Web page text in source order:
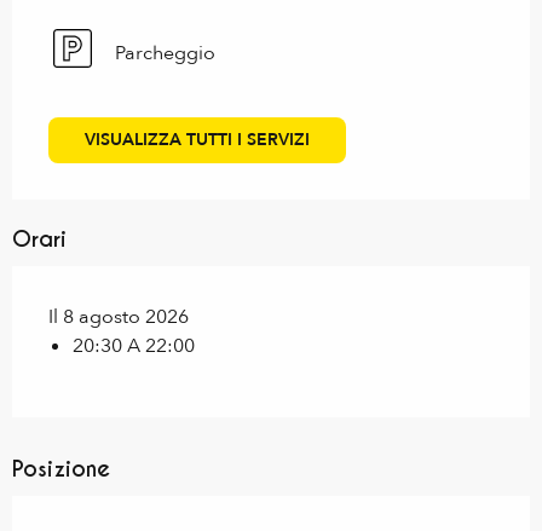
Parcheggio
VISUALIZZA TUTTI I SERVIZI
Orari
Il 8 agosto 2026
20:30 A 22:00
Posizione